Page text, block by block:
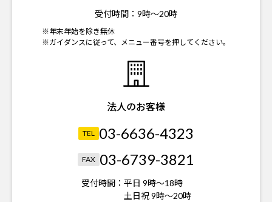
受付時間： 9時～20時
※年末年始を除き無休
※ガイダンスに従って、メニュー番号を押してください。
法人のお客様
TEL 03-6636-4323
FAX 03-6739-3821
受付時間： 平日 9時～18時
土日祝 9時～20時